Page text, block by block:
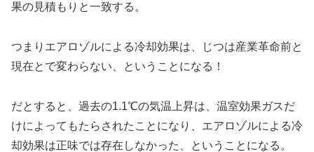
果の見積もりと一致する。
つまりエアロゾルによる冷却効果は、じつは産業革命前と
現在とで変わらない、ということになる！
だとすると、過去の1.1℃の気温上昇は、温室効果ガスだ
けによってもたらされたことになり、エアロゾルによる冷
却効果は正味では存在しなかった、ということになる。